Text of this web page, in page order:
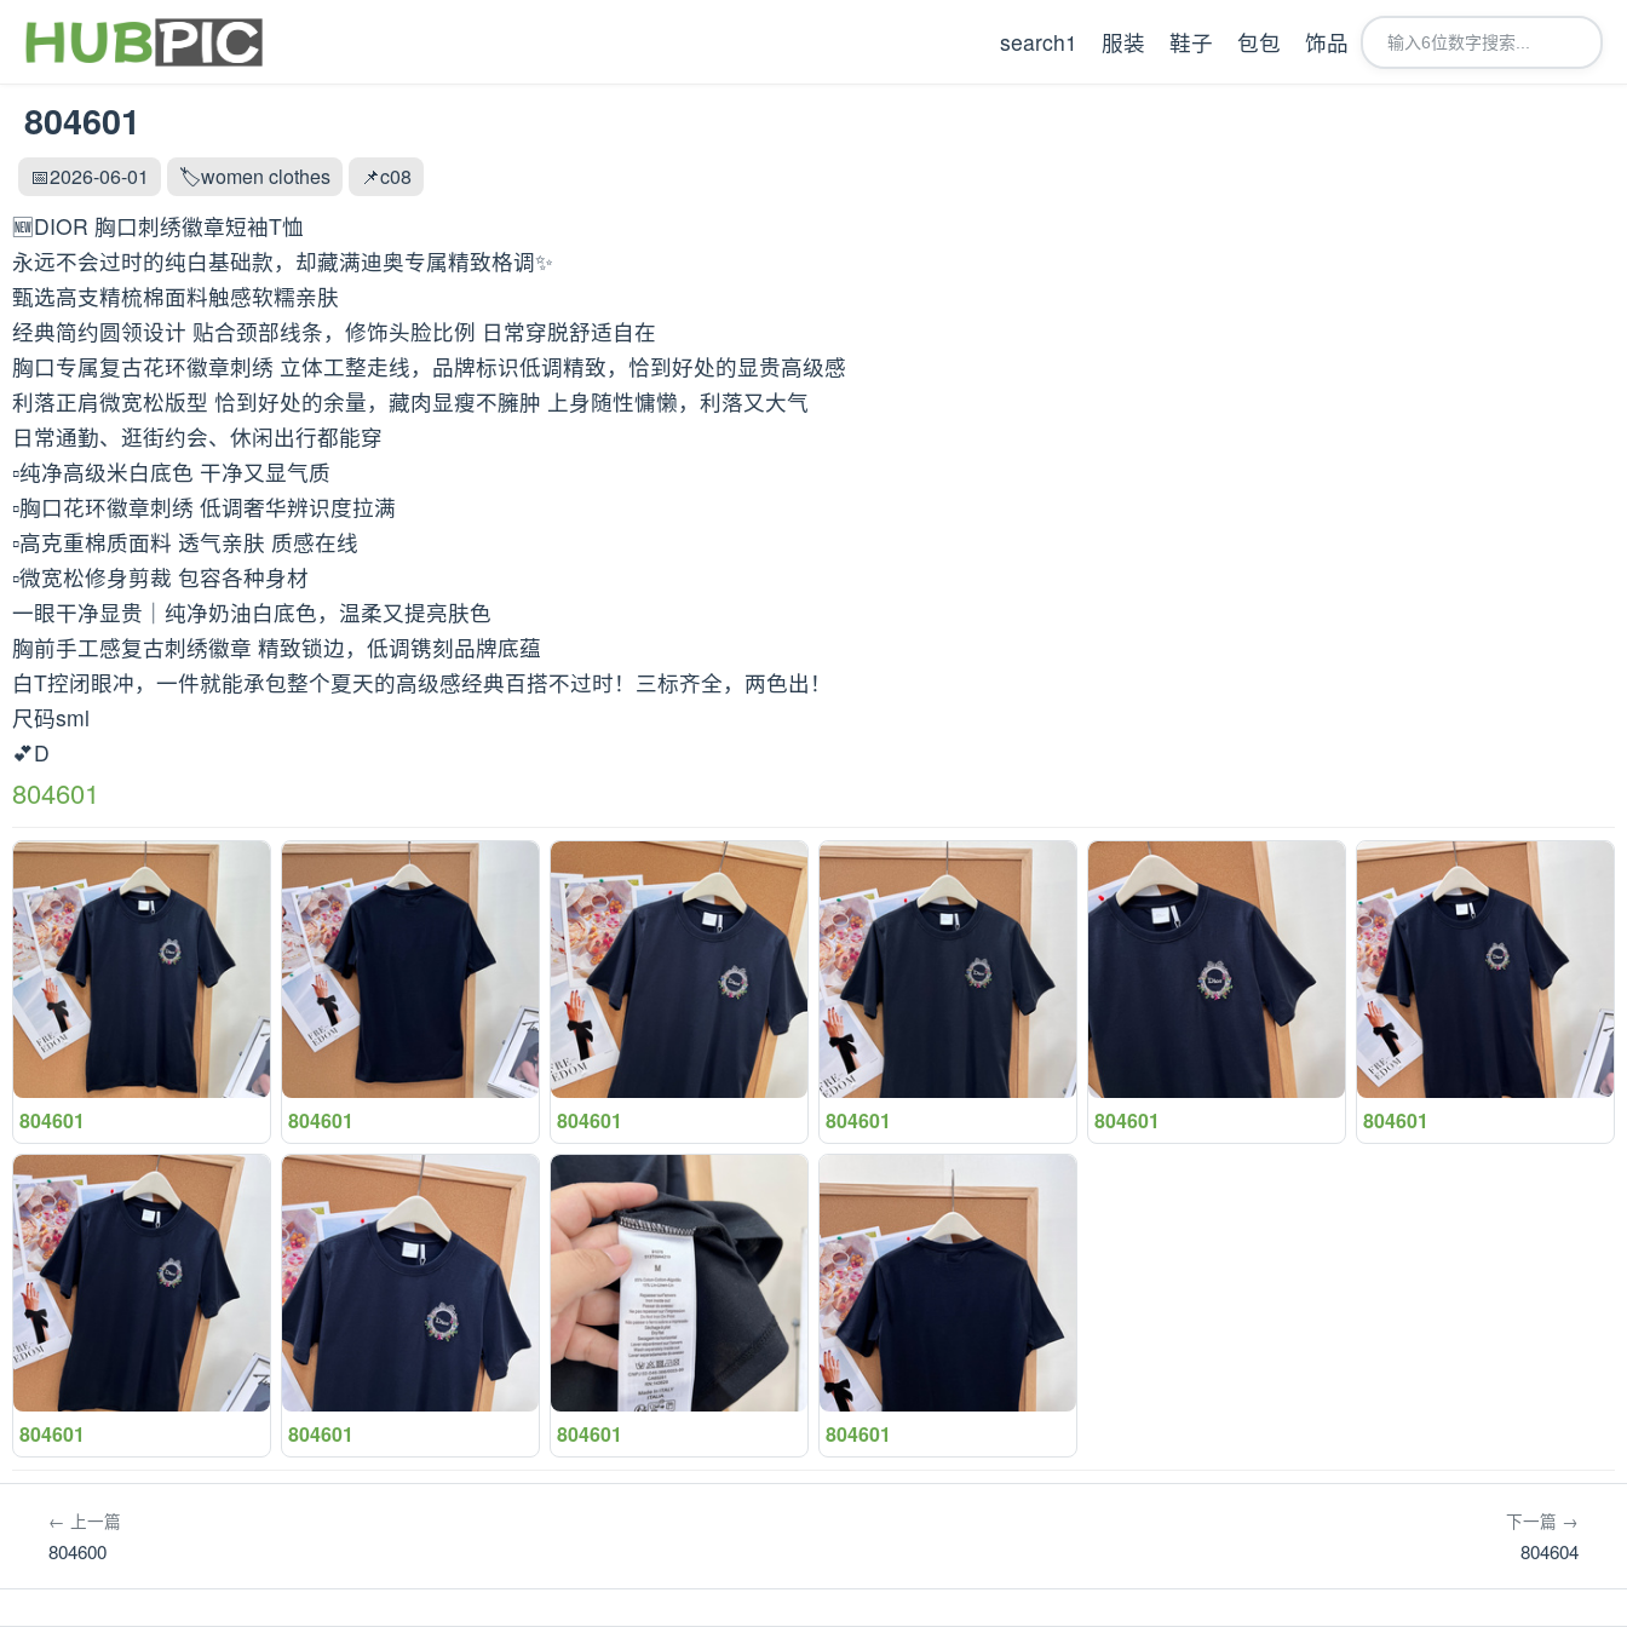
search1 服装 鞋子 包包 饰品
804601
📅2026-06-01 🏷️women clothes 📌c08
🆕DIOR 胸口刺绣徽章短袖T恤
永远不会过时的纯白基础款，却藏满迪奥专属精致格调✨
甄选高支精梳棉面料触感软糯亲肤
经典简约圆领设计 贴合颈部线条，修饰头脸比例 日常穿脱舒适自在
胸口专属复古花环徽章刺绣 立体工整走线，品牌标识低调精致，恰到好处的显贵高级感
利落正肩微宽松版型 恰到好处的余量，藏肉显瘦不臃肿 上身随性慵懒，利落又大气
日常通勤、逛街约会、休闲出行都能穿
▫️纯净高级米白底色 干净又显气质
▫️胸口花环徽章刺绣 低调奢华辨识度拉满
▫️高克重棉质面料 透气亲肤 质感在线
▫️微宽松修身剪裁 包容各种身材
一眼干净显贵｜纯净奶油白底色，温柔又提亮肤色
胸前手工感复古刺绣徽章 精致锁边，低调镌刻品牌底蕴
白T控闭眼冲，一件就能承包整个夏天的高级感经典百搭不过时！三标齐全，两色出！
尺码sml
💕D
804601
804601 804601 804601 804601 804601 804601
804601 804601 804601 804601
← 上一篇
804600
下一篇 →
804604